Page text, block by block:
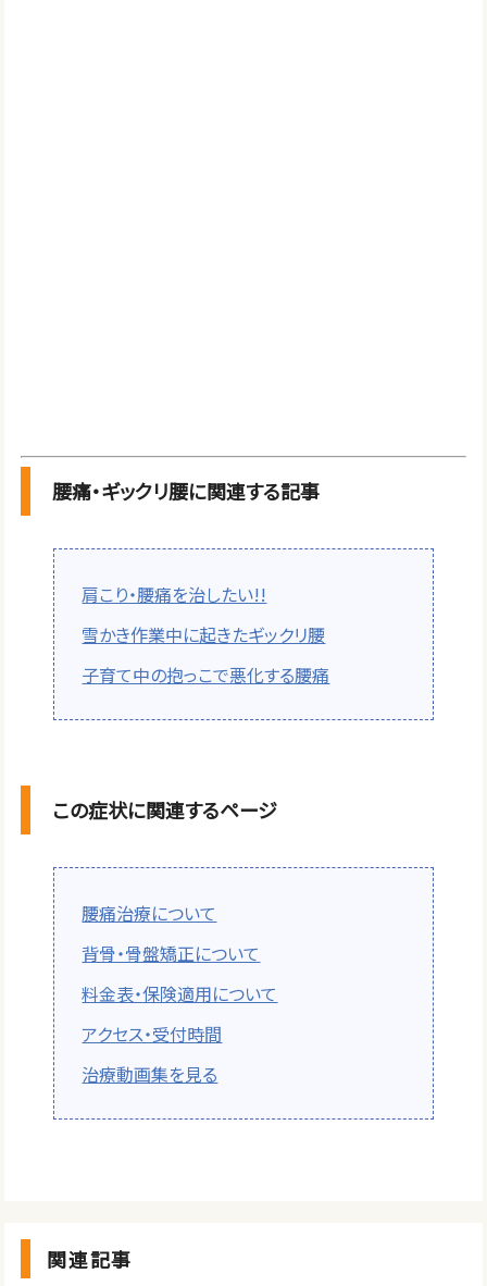
腰痛・ギックリ腰に関連する記事
肩こり・腰痛を治したい!!
雪かき作業中に起きたギックリ腰
子育て中の抱っこで悪化する腰痛
この症状に関連するページ
腰痛治療について
背骨・骨盤矯正について
料金表・保険適用について
アクセス・受付時間
治療動画集を見る
関連記事